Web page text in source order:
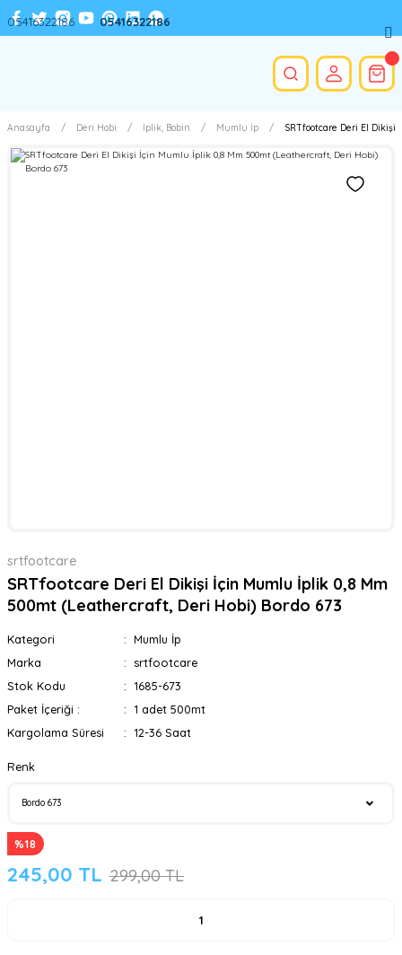
Anasayfa Deri Hobi İplik, Bobin Mumlu İp SRTfootcare Deri El Dikişi
srtfootcare
SRTfootcare Deri El Dikişi İçin Mumlu İplik 0,8 Mm
500mt (Leathercraft, Deri Hobi) Bordo 673
Kategori
Mumlu İp
Marka
srtfootcare
Stok Kodu
1685-673
Paket İçeriği :
1 adet 500mt
Kargolama Süresi
12-36 Saat
Renk
%18
245,00 TL 299,00 TL
05416322186 05416322186